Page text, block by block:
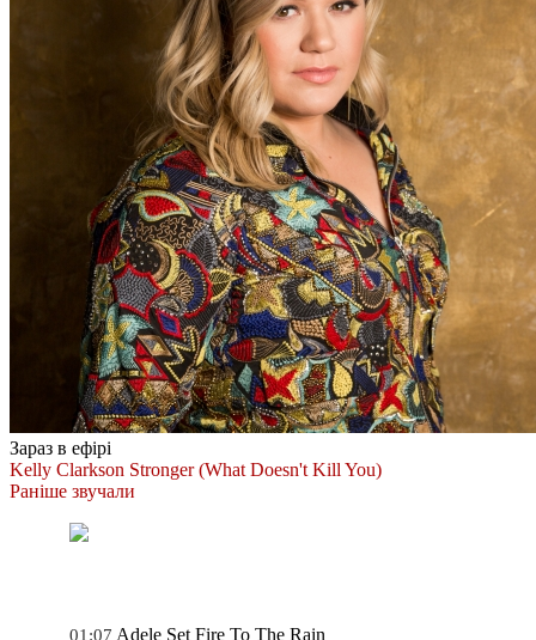
Зараз в ефірі
Kelly Clarkson Stronger (What Doesn't Kill You)
Раніше звучали
01:07 Adele Set Fire To The Rain